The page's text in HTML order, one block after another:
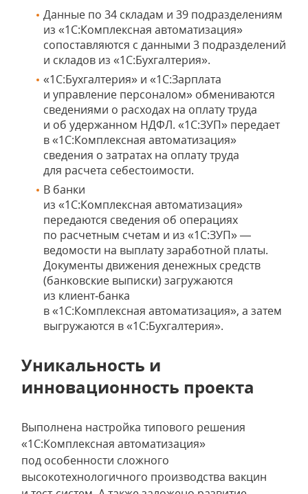
Данные по 34 складам и 39 подразделениям
из «1С:Комплексная автоматизация»
сопоставляются с данными 3 подразделений
и складов из «1С:Бухгалтерия».
«1С:Бухгалтерия» и «1С:Зарплата
и управление персоналом» обмениваются
сведениями о расходах на оплату труда
и об удержанном НДФЛ. «1С:ЗУП» передает
в «1С:Комплексная автоматизация»
сведения о затратах на оплату труда
для расчета себестоимости.
В банки
из «1С:Комплексная автоматизация»
передаются сведения об операциях
по расчетным счетам и из «1С:ЗУП» —
ведомости на выплату заработной платы.
Документы движения денежных средств
(банковские выписки) загружаются
из клиент‑банка
в «1С:Комплексная автоматизация», а затем
выгружаются в «1С:Бухгалтерия».
Уникальность и
инновационность проекта
Выполнена настройка типового решения
«1С:Комплексная автоматизация»
под особенности сложного
высокотехнологичного производства вакцин